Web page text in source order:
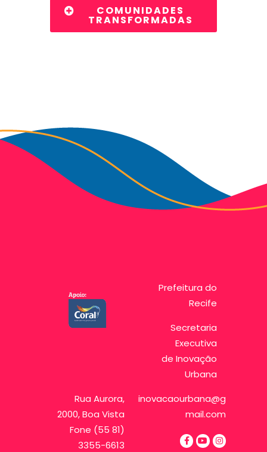
COMUNIDADES
TRANSFORMADAS
Prefeitura do
Recife
Secretaria
Executiva
de Inovação
Urbana
Rua Aurora,
2000, Boa Vista
Fone (55 81)
3355-6613
inovacaourbana@g
mail.com